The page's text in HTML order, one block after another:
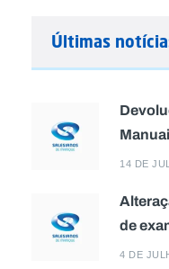
Últimas
14 DE
de
4 DE